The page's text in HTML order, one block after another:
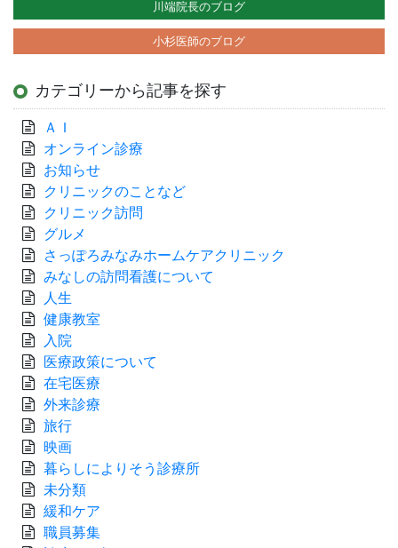
川端院長のブログ
小杉医師のブログ
カテゴリーから記事を探す
ＡＩ
オンライン診療
お知らせ
クリニックのことなど
クリニック訪問
グルメ
さっぽろみなみホームケアクリニック
みなしの訪問看護について
人生
健康教室
入院
医療政策について
在宅医療
外来診療
旅行
映画
暮らしによりそう診療所
未分類
緩和ケア
職員募集